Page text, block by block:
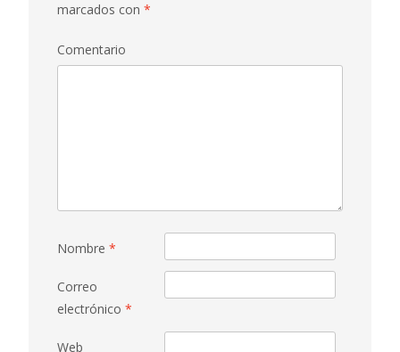
marcados con *
Comentario
Nombre *
Correo
electrónico *
Web